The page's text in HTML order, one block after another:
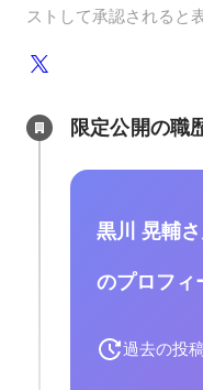
ストして承認されると
限定公開の職
黒川 晃輔
のプロフィ
過去の投